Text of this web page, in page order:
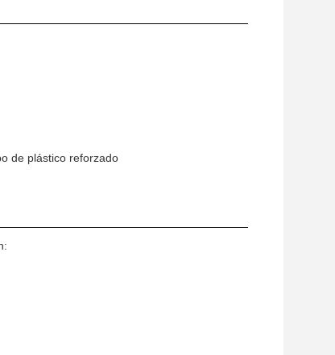
de plástico reforzado